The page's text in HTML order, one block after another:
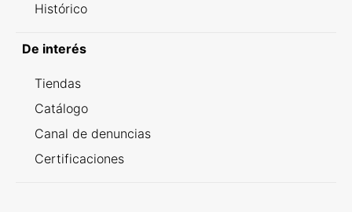
Histórico
De interés
Tiendas
Catálogo
Canal de denuncias
Certificaciones